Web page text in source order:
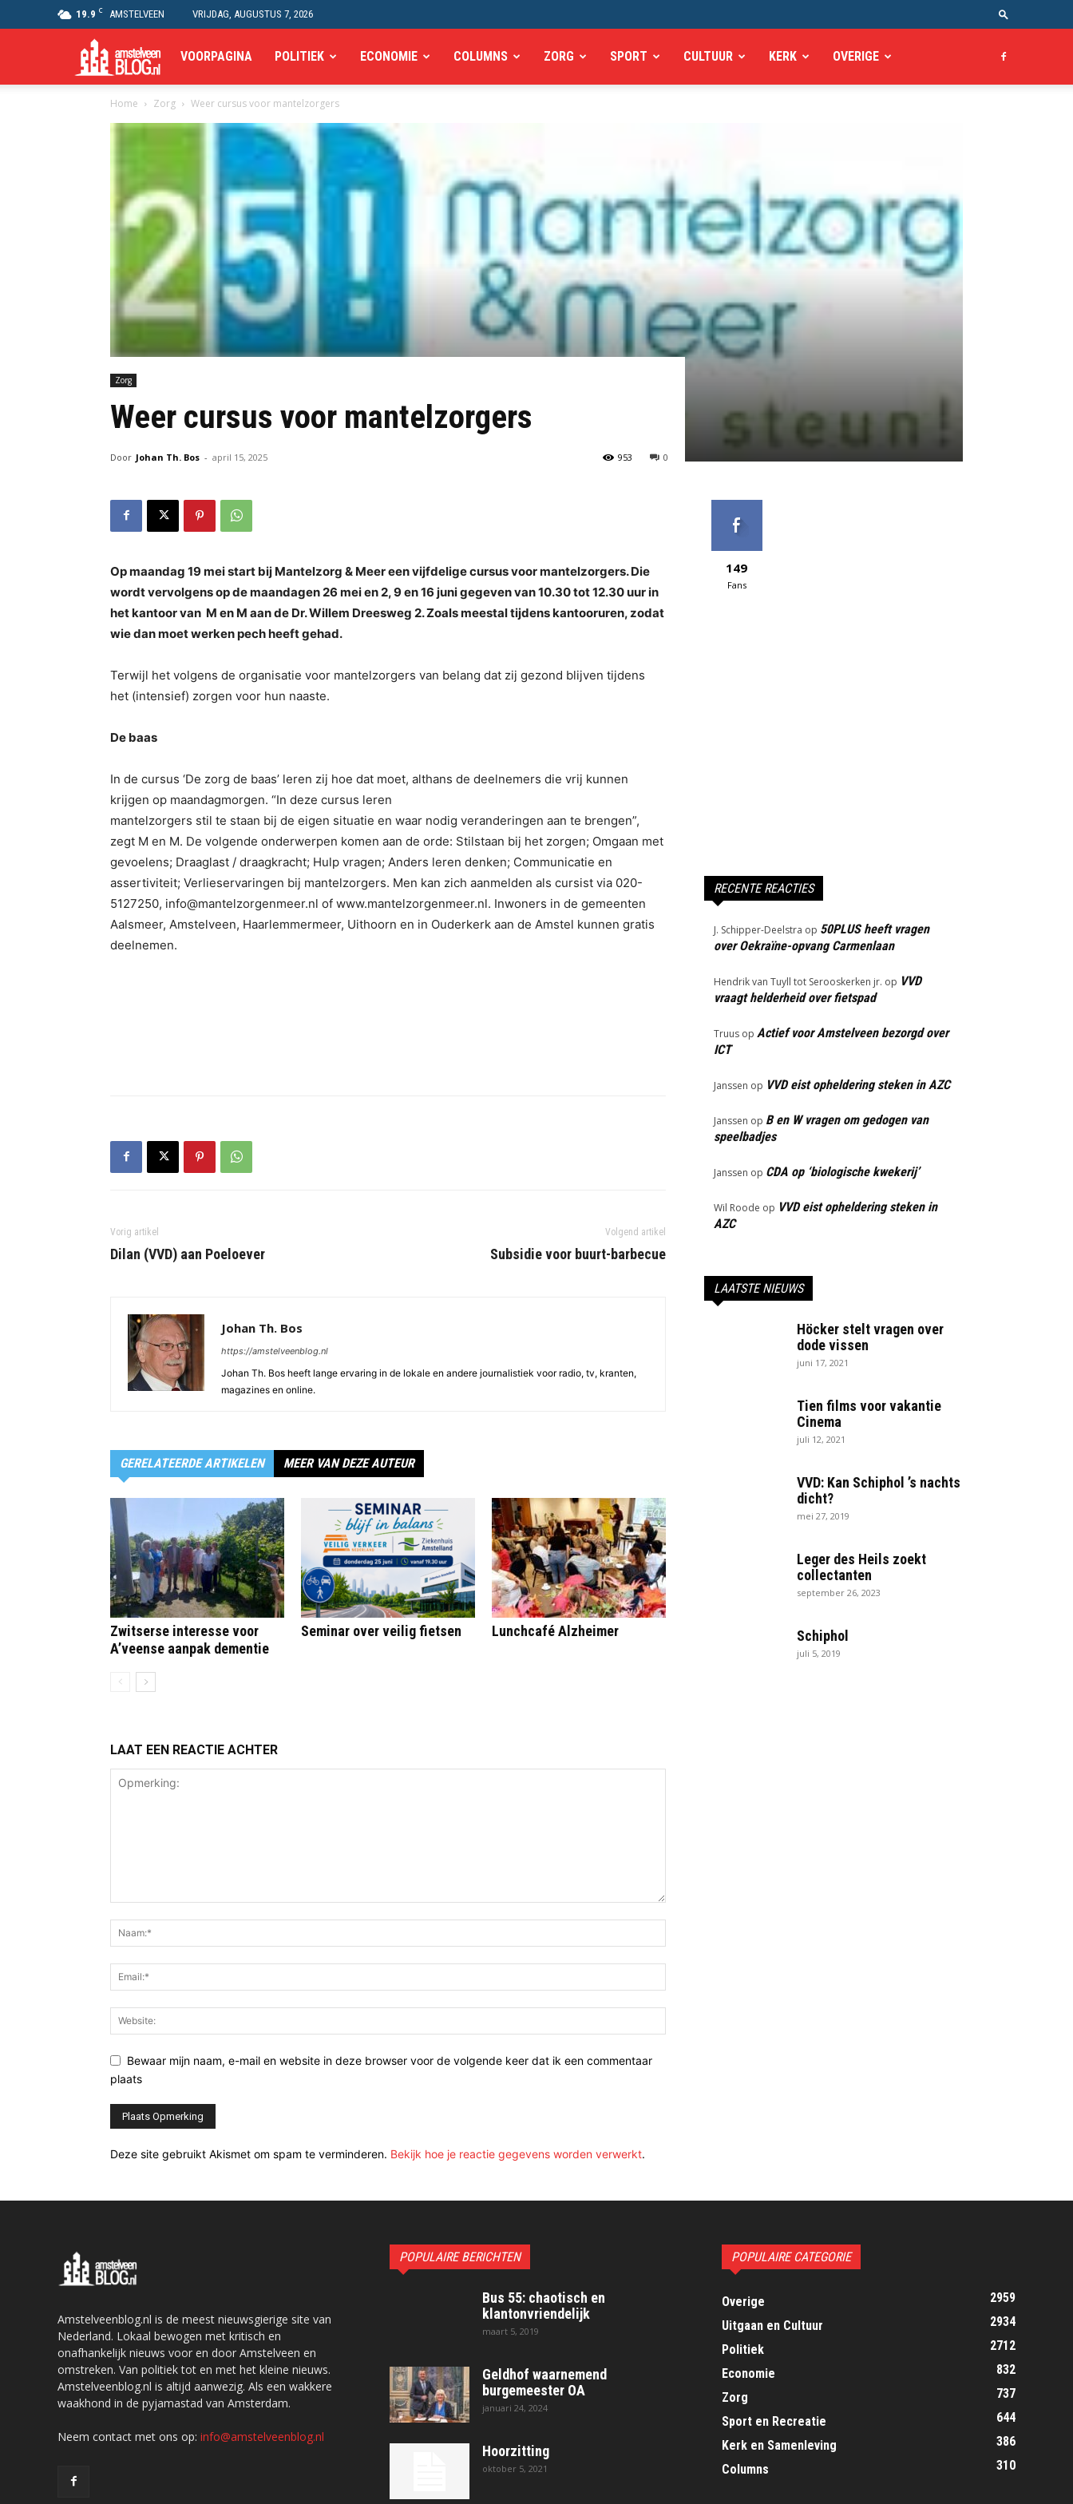
19.9 C AMSTELVEEN VRIJDAG, AUGUSTUS 7, 2026
Amstelveen
Blog
VOORPAGINA POLITIEK ECONOMIE COLUMNS ZORG SPORT CULTUUR KERK OVERIGE
Home Zorg Weer cursus voor mantelzorgers
Zorg
Weer cursus voor mantelzorgers
Door Johan Th. Bos - april 15, 2025 0
953
Op maandag 19 mei start bij Mantelzorg & Meer een vijfdelige cursus voor mantelzorgers. Die
wordt vervolgens op de maandagen 26 mei en 2, 9 en 16 juni gegeven van 10.30 tot 12.30 uur in
het kantoor van M en M aan de Dr. Willem Dreesweg 2. Zoals meestal tijdens kantooruren, zodat
wie dan moet werken pech heeft gehad.
Terwijl het volgens de organisatie voor mantelzorgers van belang dat zij gezond blijven tijdens
het (intensief) zorgen voor hun naaste.
De baas
In de cursus ‘De zorg de baas’ leren zij hoe dat moet, althans de deelnemers die vrij kunnen
krijgen op maandagmorgen. “In deze cursus leren
mantelzorgers stil te staan bij de eigen situatie en waar nodig veranderingen aan te brengen”,
zegt M en M. De volgende onderwerpen komen aan de orde: Stilstaan bij het zorgen; Omgaan met
gevoelens; Draaglast / draagkracht; Hulp vragen; Anders leren denken; Communicatie en
assertiviteit; Verlieservaringen bij mantelzorgers. Men kan zich aanmelden als cursist via 020-
5127250, info@mantelzorgenmeer.nl of www.mantelzorgenmeer.nl. Inwoners in de gemeenten
Aalsmeer, Amstelveen, Haarlemmermeer, Uithoorn en in Ouderkerk aan de Amstel kunnen gratis
deelnemen.
Vorig artikel
Dilan (VVD) aan Poeloever
Volgend artikel
Subsidie voor buurt-barbecue
Johan Th. Bos
https://amstelveenblog.nl
Johan Th. Bos heeft lange ervaring in de lokale en andere journalistiek voor radio, tv, kranten,
magazines en online.
GERELATEERDE ARTIKELEN MEER VAN DEZE AUTEUR
Zwitserse interesse voor
A’veense aanpak dementie
Seminar over veilig fietsen Lunchcafé Alzheimer
LAAT EEN REACTIE ACHTER
Bewaar mijn naam, e-mail en website in deze browser voor de volgende keer dat ik een commentaar
plaats
Deze site gebruikt Akismet om spam te verminderen. Bekijk hoe je reactie gegevens worden verwerkt.
149
Fans
RECENTE REACTIES
J. Schipper-Deelstra op 50PLUS heeft vragen
over Oekraïne-opvang Carmenlaan
Hendrik van Tuyll tot Serooskerken jr. op VVD
vraagt helderheid over fietspad
Truus op Actief voor Amstelveen bezorgd over
ICT
Janssen op VVD eist opheldering steken in AZC
Janssen op B en W vragen om gedogen van
speelbadjes
Janssen op CDA op ‘biologische kwekerij’
Wil Roode op VVD eist opheldering steken in
AZC
LAATSTE NIEUWS
Höcker stelt vragen over
dode vissen
juni 17, 2021
Tien films voor vakantie
Cinema
juli 12, 2021
VVD: Kan Schiphol ’s nachts
dicht?
mei 27, 2019
Leger des Heils zoekt
collectanten
september 26, 2023
Schiphol
juli 5, 2019
Amstelveenblog.nl is de meest nieuwsgierige site van
Nederland. Lokaal bewogen met kritisch en
onafhankelijk nieuws voor en door Amstelveen en
omstreken. Van politiek tot en met het kleine nieuws.
Amstelveenblog.nl is altijd aanwezig. Als een wakkere
waakhond in de pyjamastad van Amsterdam.
Neem contact met ons op: info@amstelveenblog.nl
POPULAIRE BERICHTEN
Bus 55: chaotisch en
klantonvriendelijk
maart 5, 2019
Geldhof waarnemend
burgemeester OA
januari 24, 2024
Hoorzitting
oktober 5, 2021
POPULAIRE CATEGORIE
Overige
2959
Uitgaan en Cultuur
2934
Politiek
2712
Economie
832
Zorg
737
Sport en Recreatie
644
Kerk en Samenleving
386
Columns
310